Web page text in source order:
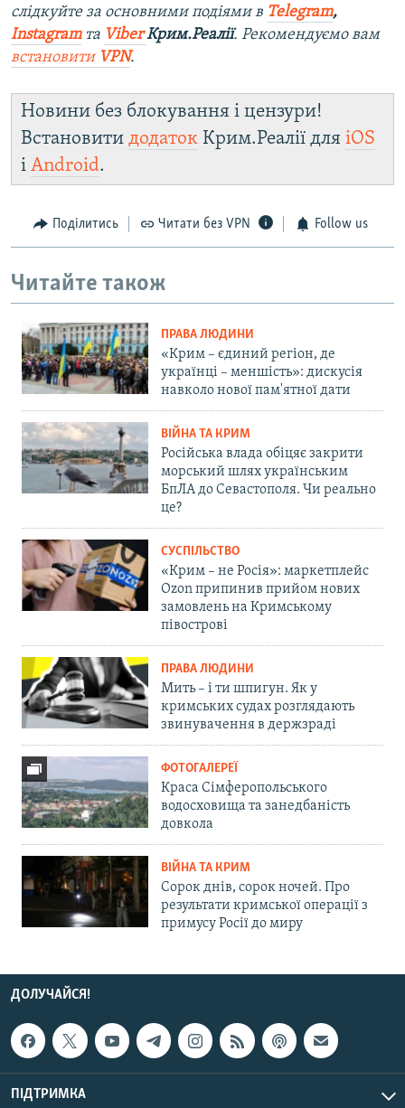
слідкуйте за основними подіями в Telegram,
Instagramта ViberКрим.Реалії. Рекомендуємо вам
встановити VPN.
Новини без блокування і цензури!
Встановити додаток Крим.Реалії для iOS
і Android.
Поділитись Читати без VPN Follow us
Читайте також
ПРАВА ЛЮДИНИ
«Крим – єдиний регіон, де
українці – меншість»: дискусія
навколо нової пам'ятної дати
ВІЙНА ТА КРИМ
Російська влада обіцяє закрити
морський шлях українським
БпЛА до Севастополя. Чи реально
це?
СУСПІЛЬСТВО
«Крим – не Росія»: маркетплейс
Ozon припинив прийом нових
замовлень на Кримському
півострові
ПРАВА ЛЮДИНИ
Мить – і ти шпигун. Як у
кримських судах розглядають
звинувачення в держзраді
ФОТОГАЛЕРЕЇ
Краса Сімферопольського
водосховища та занедбаність
довкола
ВІЙНА ТА КРИМ
Сорок днів, сорок ночей. Про
результати кримської операції з
примусу Росії до миру
ДОЛУЧАЙСЯ!
ПІДТРИМКА